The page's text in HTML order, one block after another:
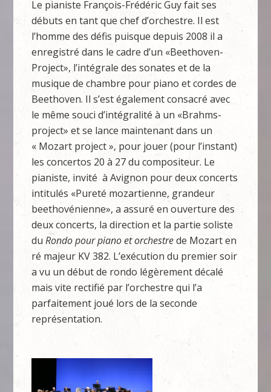
Le pianiste François-Frédéric Guy fait ses
débuts en tant que chef d’orchestre. Il est
l’homme des défis puisque depuis 2008 il a
enregistré dans le cadre d’un «Beethoven-
Project», l’intégrale des sonates et de la
musique de chambre pour piano et cordes de
Beethoven. Il s’est également consacré avec
le même souci d’intégralité à un «Brahms-
project» et se lance maintenant dans un
« Mozart project », pour jouer (pour l’instant)
les concertos 20 à 27 du compositeur. Le
pianiste, invité à Avignon pour deux concerts
intitulés «Pureté mozartienne, grandeur
beethovénienne», a assuré en ouverture des
deux concerts, la direction et la partie soliste
duRondo pour piano et orchestrede Mozart en
ré majeur KV 382. L’exécution du premier soir
a vu un début de rondo légèrement décalé
mais vite rectifié par l’orchestre qui l’a
parfaitement joué lors de la seconde
représentation.